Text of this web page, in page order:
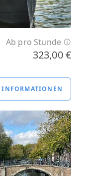
Ab pro Stunde
323,00 €
INFORMATIONEN